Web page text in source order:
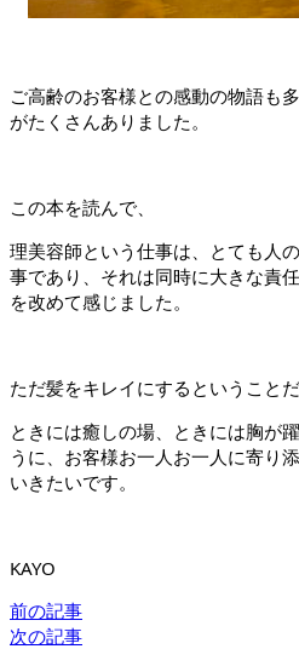
ご高齢のお客様との感動の物語も多
がたくさんありました。
この本を読んで、
理美容師という仕事は、とても人
事であり、 それは同時に大きな責
を改めて感じました。
ただ髪をキレイにするということだ
ときには癒しの場、ときには胸が
うに、 お客様お一人お一人に寄り
いきたいです。
KAYO
前の記事
次の記事